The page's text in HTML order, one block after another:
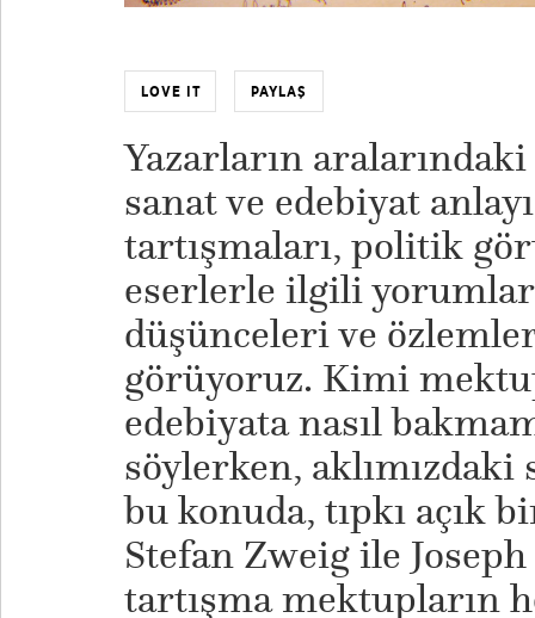
LOVE IT PAYLAŞ
Yazarların
sanat ve edebiyat
tartışmaları, politik
eserlerle ilgili
düşünceleri ve
görüyoruz. Kimi
edebiyata nasıl
söylerken, aklımızdaki
bu konuda, tıpkı açık
Stefan Zweig ile
tartışma mektupların